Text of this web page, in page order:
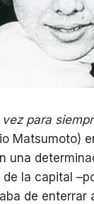
para
Matsumoto)
una
la capital
de